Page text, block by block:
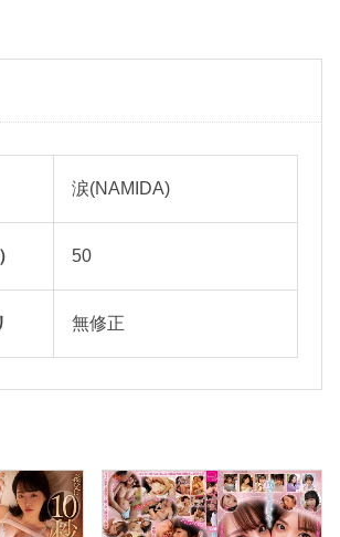
涙(NAMIDA)
50
無修正